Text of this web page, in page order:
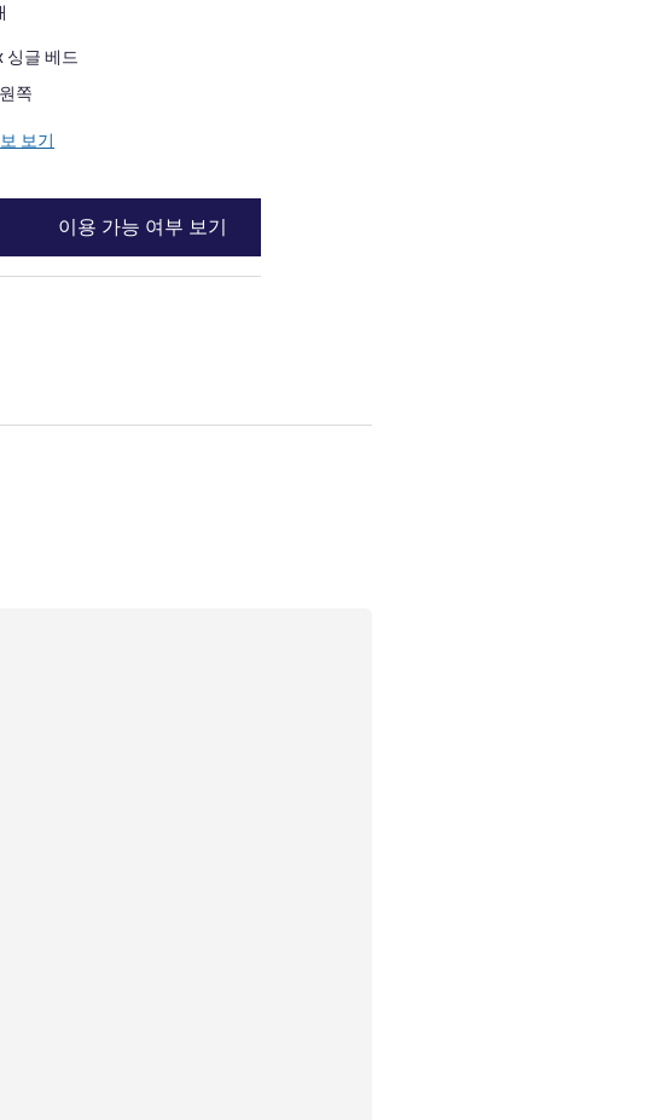
싱글 베드
쪽
보기
이용 가능 여부 보기